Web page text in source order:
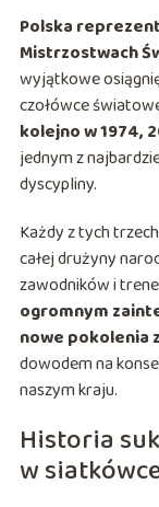
Polska
Mistrzostwach
wyjątkowe
czołówce
kolejno w 1974,
jednym z
dyscypliny.
Każdy z tych
całej drużyny
zawodników i
ogromnym
nowe pokolenia
dowodem na
naszym kraju.
Historia
w